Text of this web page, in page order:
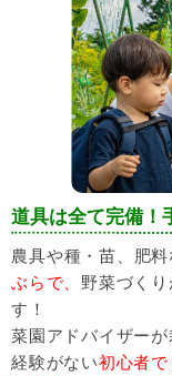
道具は全て完備！
農具や種・苗、肥
ぶらで、 野菜づく
す！
菜園アドバイザー
経験がない初心者で